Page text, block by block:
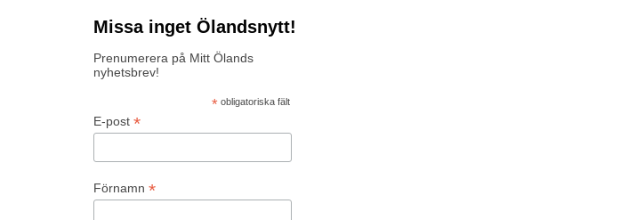
Missa inget Ölandsnytt!
Prenumerera på Mitt Ölands
nyhetsbrev!
*obligatoriska fält
E-post *
Förnamn *